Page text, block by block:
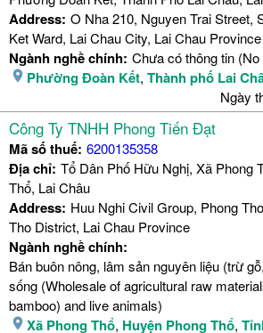
Address: O Nha 210, Nguyen Trai Street,
Ket Ward, Lai Chau City, Lai Chau Province
Ngành nghề chính: Chưa có thông tin
Phường Đoàn Kết, Thành phố Lai
Ngày
Công Ty TNHH Phong Tiến Đạt
Mã số thuế: 6200135358
Địa chỉ: Tổ Dân Phố Hữu Nghị, Xã Phong
Thổ, Lai Châu
Address: Huu Nghi Civil Group, Phong
Tho District, Lai Chau Province
Ngành nghề chính:
Bán buôn nông, lâm sản nguyên liệu (trừ
sống (Wholesale of agricultural raw
bamboo) and live animals)
Xã Phong Thổ, Huyện Phong Thổ,